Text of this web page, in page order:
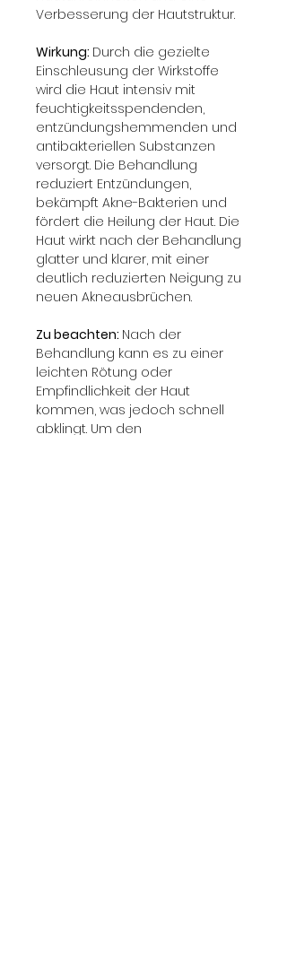
Verbesserung der Hautstruktur.
Wirkung: Durch die gezielte
Einschleusung der Wirkstoffe
wird die Haut intensiv mit
feuchtigkeitsspendenden,
entzündungshemmenden und
antibakteriellen Substanzen
versorgt. Die Behandlung
reduziert Entzündungen,
bekämpft Akne-Bakterien und
fördert die Heilung der Haut. Die
Haut wirkt nach der Behandlung
glatter und klarer, mit einer
deutlich reduzierten Neigung zu
neuen Akneausbrüchen.
Zu beachten: Nach der
Behandlung kann es zu einer
leichten Rötung oder
Empfindlichkeit der Haut
kommen, was jedoch schnell
abklingt. Um den